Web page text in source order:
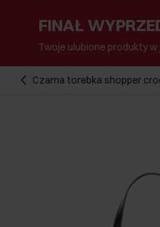
FINAŁ
Twoje ulubione produkty
Czarna torebka shopper